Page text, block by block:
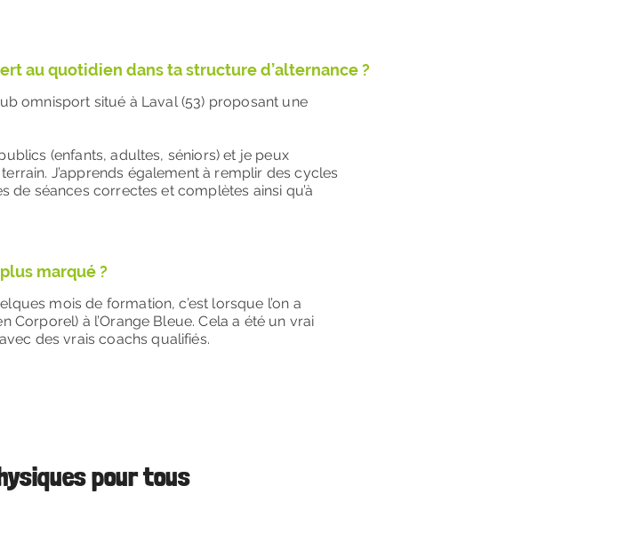
au quotidien dans ta structure d’alternance ?
omnisport situé à Laval (53) proposant une
(enfants, adultes, séniors) et je peux
J’apprends également à remplir des cycles
de séances correctes et complètes ainsi qu’à
marqué ?
mois de formation, c’est lorsque l’on a
Corporel) à l’Orange Bleue. Cela a été un vrai
des vrais coachs qualifiés.
pour tous